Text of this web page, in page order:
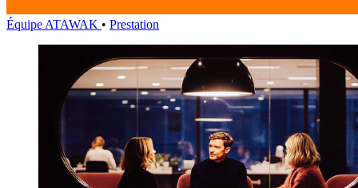
Équipe ATAWAK • Prestation